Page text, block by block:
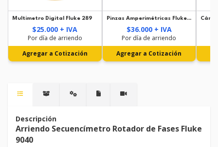
Multimetro Digital Fluke 289
$25.000 + IVA
Por día de arriendo
Agregar a Cotización
Pinzas Amperimétricas Fluke 376 FC + Sonda iFlex
$36.000 + IVA
Por día de arriendo
Agregar a Cotización
Descripción
Arriendo Secuencímetro Rotador de Fases Fluke
9040